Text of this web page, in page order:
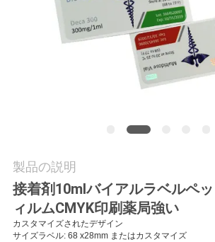
な
さ
い
製品の説明
接着剤10mlバイアルラベルペ
ィルムCMYK印刷薬局強い
カスタマイズされたデザイン
サイズラベル: 68 x28mm またはカスタマイズ